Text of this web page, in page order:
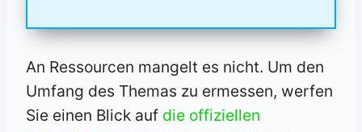
An Ressourcen mangelt es nicht. Um den
Umfang des Themas zu ermessen, werfen
Sie einen Blick auf die offiziellen